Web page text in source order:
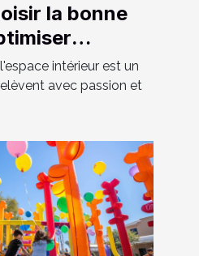
la bonne
soi intérieur est un
avec passion et